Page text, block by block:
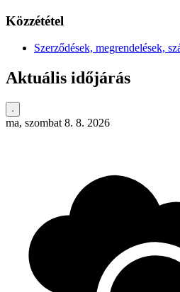
Közzététel
Szerződések, megrendelések,
Aktuális időjárás
ma, szombat 8. 8. 2026